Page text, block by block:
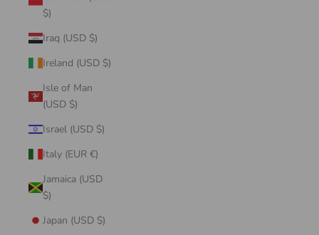
$)
Iraq (USD $)
Ireland (USD $)
Isle of Man
(USD $)
Israel (USD $)
Italy (EUR €)
Jamaica (USD
$)
Japan (USD $)